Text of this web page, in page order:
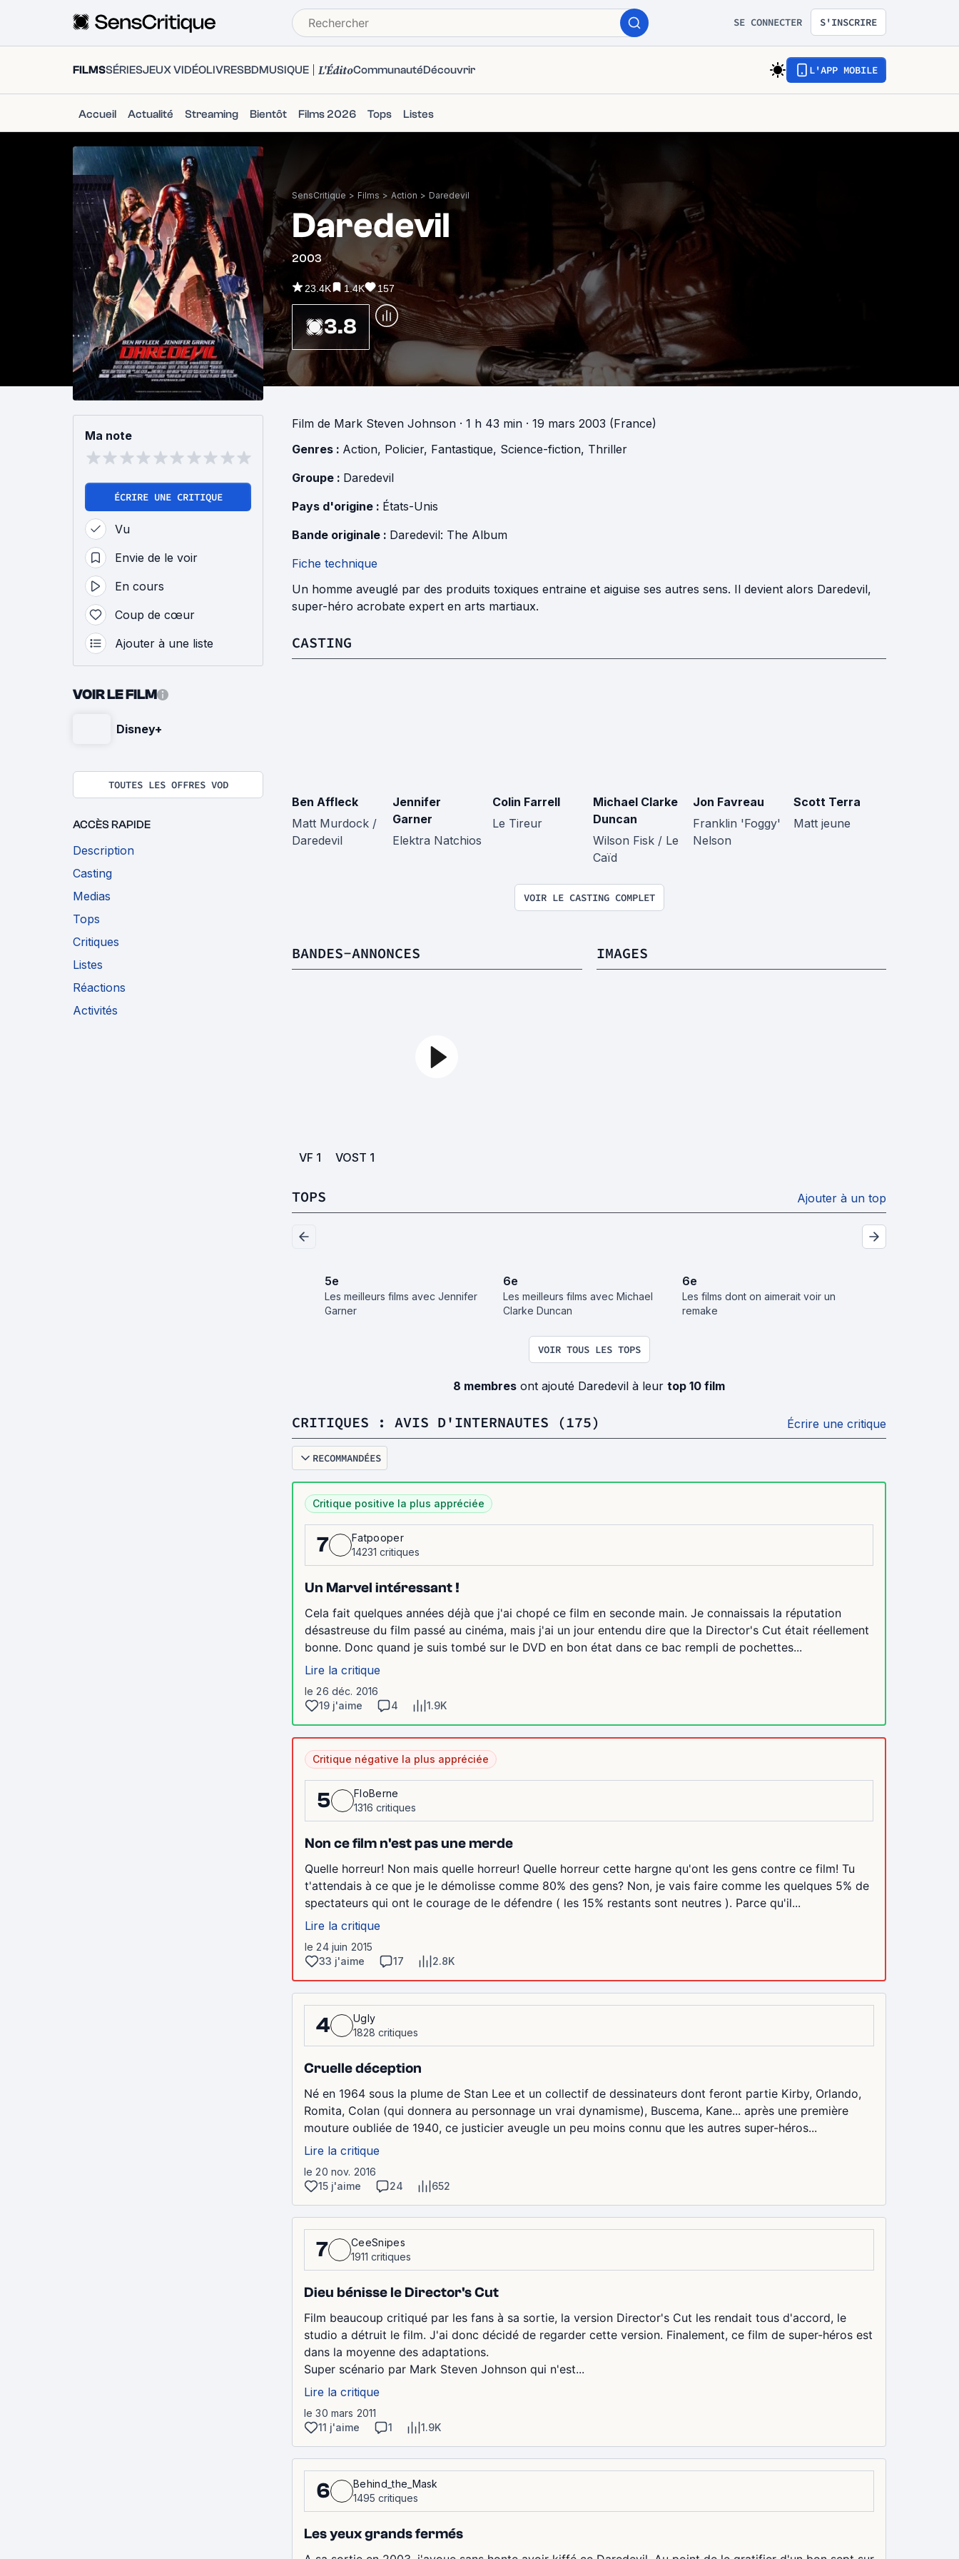
SE CONNECTER S'INSCRIRE
FILMSSÉRIESJEUX VIDÉOLIVRESBDMUSIQUE L'ÉditoCommunautéDécouvrir L'APP MOBILE
Accueil Actualité Streaming Bientôt Films 2026 Tops Listes
SensCritique > Films > Action > Daredevil
Daredevil
2003
23.4K 1.4K 157
3.8
Ma note
ÉCRIRE UNE CRITIQUE
Vu
Envie de le voir
En cours
Coup de cœur
Ajouter à une liste
VOIR LE FILM
Disney+
TOUTES LES OFFRES VOD
ACCÈS RAPIDE
Description
Casting
Medias
Tops
Critiques
Listes
Réactions
Activités
Film de Mark Steven Johnson · 1 h 43 min · 19 mars 2003 (France)
Genres : Action, Policier, Fantastique, Science-fiction, Thriller
Groupe : Daredevil
Pays d'origine : États-Unis
Bande originale : Daredevil: The Album
Fiche technique
Un homme aveuglé par des produits toxiques entraine et aiguise ses autres sens. Il devient alors Daredevil,
super-héro acrobate expert en arts martiaux.
CASTING
Ben Affleck
Matt Murdock /
Daredevil
Jennifer
Garner
Elektra Natchios
Colin Farrell
Le Tireur
Michael Clarke
Duncan
Wilson Fisk / Le
Caïd
Jon Favreau
Franklin 'Foggy'
Nelson
Scott Terra
Matt jeune
VOIR LE CASTING COMPLET
BANDES-ANNONCES
VF 1 VOST 1
IMAGES
TOPS Ajouter à un top
5e
Les meilleurs films avec Jennifer
Garner
6e
Les meilleurs films avec Michael
Clarke Duncan
6e
Les films dont on aimerait voir un
remake
VOIR TOUS LES TOPS
8 membres ont ajouté Daredevil à leur top 10 film
CRITIQUES : AVIS D'INTERNAUTES (175) Écrire une critique
RECOMMANDÉES
Critique positive la plus appréciée
7
Fatpooper
14231 critiques
Un Marvel intéressant !
Cela fait quelques années déjà que j'ai chopé ce film en seconde main. Je connaissais la réputation
désastreuse du film passé au cinéma, mais j'ai un jour entendu dire que la Director's Cut était réellement
bonne. Donc quand je suis tombé sur le DVD en bon état dans ce bac rempli de pochettes...
Lire la critique
le 26 déc. 2016
19 j'aime
4 1.9K
Critique négative la plus appréciée
5
FloBerne
1316 critiques
Non ce film n'est pas une merde
Quelle horreur! Non mais quelle horreur! Quelle horreur cette hargne qu'ont les gens contre ce film! Tu
t'attendais à ce que je le démolisse comme 80% des gens? Non, je vais faire comme les quelques 5% de
spectateurs qui ont le courage de le défendre ( les 15% restants sont neutres ). Parce qu'il...
Lire la critique
le 24 juin 2015
33 j'aime
17 2.8K
4
Ugly
1828 critiques
Cruelle déception
Né en 1964 sous la plume de Stan Lee et un collectif de dessinateurs dont feront partie Kirby, Orlando,
Romita, Colan (qui donnera au personnage un vrai dynamisme), Buscema, Kane... après une première
mouture oubliée de 1940, ce justicier aveugle un peu moins connu que les autres super-héros...
Lire la critique
le 20 nov. 2016
15 j'aime
24 652
7
CeeSnipes
1911 critiques
Dieu bénisse le Director's Cut
Film beaucoup critiqué par les fans à sa sortie, la version Director's Cut les rendait tous d'accord, le
studio a détruit le film. J'ai donc décidé de regarder cette version. Finalement, ce film de super-héros est
dans la moyenne des adaptations.
Super scénario par Mark Steven Johnson qui n'est...
Lire la critique
le 30 mars 2011
11 j'aime
1 1.9K
6
Behind_the_Mask
1495 critiques
Les yeux grands fermés